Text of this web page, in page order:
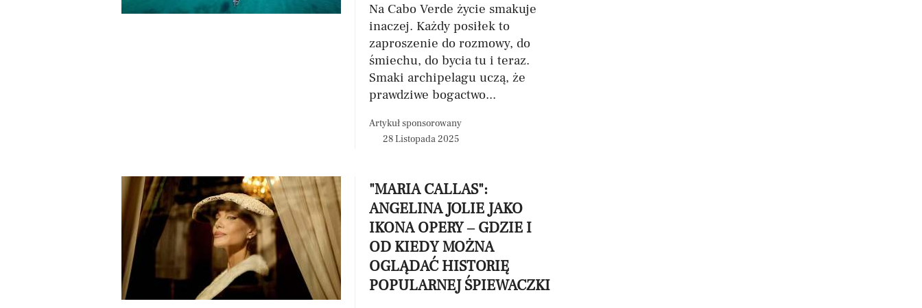
Na Cabo Verde życie smakuje
inaczej. Każdy posiłek to
zaproszenie do rozmowy, do
śmiechu, do bycia tu i teraz.
Smaki archipelagu uczą, że
prawdziwe bogactwo...
Artykuł sponsorowany
28 Listopada 2025
"MARIA CALLAS":
ANGELINA JOLIE JAKO
IKONA OPERY – GDZIE I
OD KIEDY MOŻNA
OGLĄDAĆ HISTORIĘ
POPULARNEJ ŚPIEWACZKI